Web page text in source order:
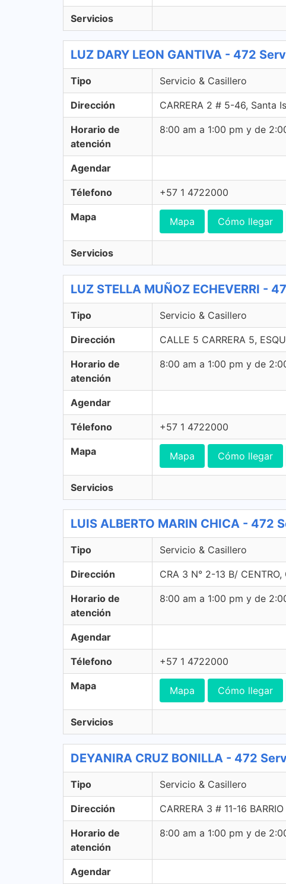
Servicios
LUZ DARY LEON GANTIVA - 472
Tipo Servicio & Casillero
Dirección CARRERA 2 # 5-46, Santa
Horario de
atención
8:00 am a 1:00 pm y de
Agendar
Télefono +57 1 4722000
Mapa Mapa Cómo llegar
Servicios
LUZ STELLA MUÑOZ ECHEVERRI -
Tipo Servicio & Casillero
Dirección CALLE 5 CARRERA 5,
Horario de
atención
8:00 am a 1:00 pm y de
Agendar
Télefono +57 1 4722000
Mapa Mapa Cómo llegar
Servicios
LUIS ALBERTO MARIN CHICA - 472
Tipo Servicio & Casillero
Dirección CRA 3 N° 2-13 B/
Horario de
atención
8:00 am a 1:00 pm y de
Agendar
Télefono +57 1 4722000
Mapa Mapa Cómo llegar
Servicios
DEYANIRA CRUZ BONILLA - 472
Tipo Servicio & Casillero
Dirección CARRERA 3 # 11-16
Horario de
atención
8:00 am a 1:00 pm y de
Agendar